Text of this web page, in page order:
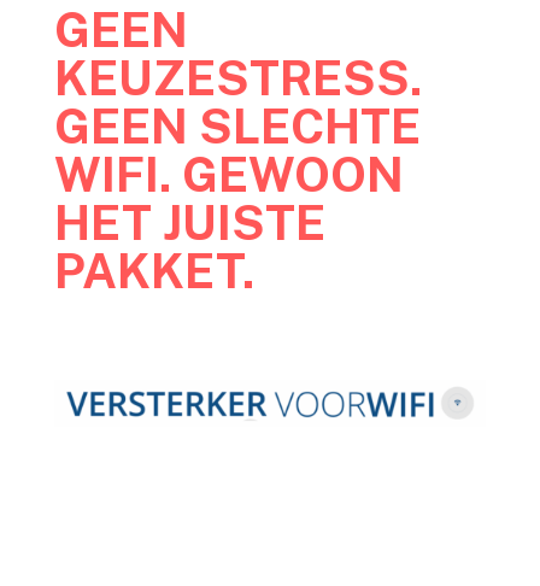
GEEN
KEUZESTRESS.
GEEN SLECHTE
WIFI. GEWOON
HET JUISTE
PAKKET.